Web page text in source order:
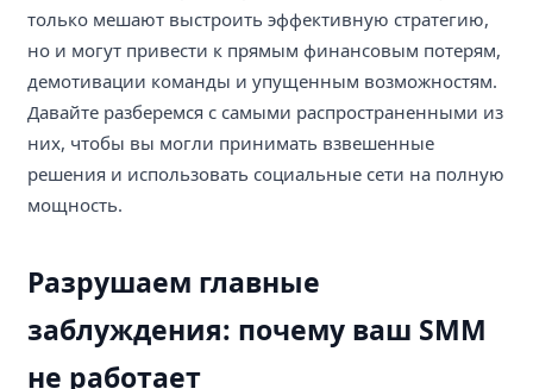
только мешают выстроить эффективную стратегию,
но и могут привести к прямым финансовым потерям,
демотивации команды и упущенным возможностям.
Давайте разберемся с самыми распространенными из
них, чтобы вы могли принимать взвешенные
решения и использовать социальные сети на полную
мощность.
Разрушаем главные
заблуждения: почему ваш SMM
не работает